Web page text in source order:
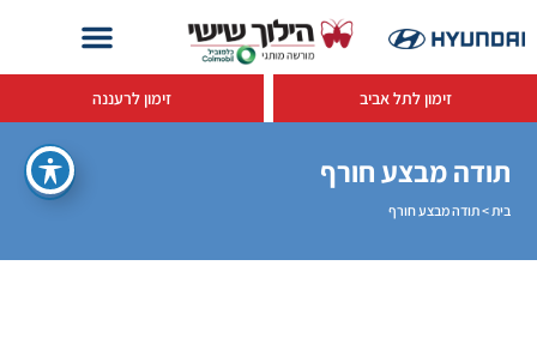
זימון לתל אביב זימון לרעננה
תודה מבצע חורף
בית>תודה מבצע חורף